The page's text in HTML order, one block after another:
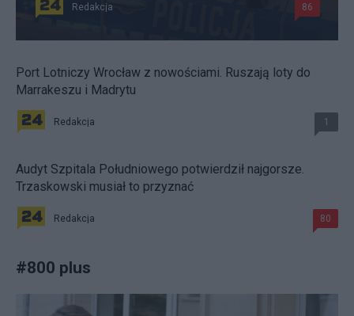
Redakcja 86
Port Lotniczy Wrocław z nowościami. Ruszają loty do
Marrakeszu i Madrytu
Redakcja 1
Audyt Szpitala Południowego potwierdził najgorsze.
Trzaskowski musiał to przyznać
Redakcja 80
#800 plus